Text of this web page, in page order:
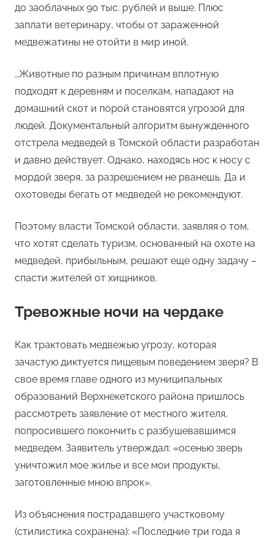
до заоблачных 90 тыс. руб­лей и выше. Плюс
заплати ветеринару, чтобы от зараженной
медвежатины не отойти в мир иной.
…Животные по разным причинам вплотную
подходят к деревням и поселкам, нападают на
домашний скот и порой становятся угрозой для
людей. Документальный алгоритм вынужденного
отстрела медведей в Томской области разработан
и давно действует. Однако, находясь нос к носу с
мордой зверя, за разрешением не рванешь. Да и
охотоведы бегать от медведей не рекомендуют.
Поэтому власти Томской области, заявляя о том,
что хотят сделать туризм, основанный на охоте на
медведей, прибыльным, решают еще одну задачу –
спасти жителей от хищников.
Тревожные ночи на чердаке
Как трактовать медвежью угрозу, которая
зачастую диктуется пищевым поведением зверя? В
свое время главе одного из муниципальных
образований Верхнекетского района пришлось
рассмотреть заявление от местного жителя,
попросившего покончить с разбушевавшимся
медведем. Заявитель утверждал: «осенью зверь
уничтожил мое жилье и все мои продукты,
заготовленные мною впрок».
Из объяснения пострадавшего участковому
(стилистика сохранена): «Последние три года я